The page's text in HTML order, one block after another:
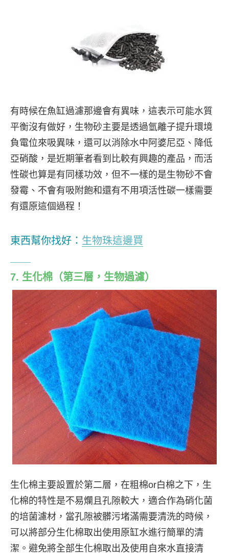
有時候在魚缸過濾那邊會有異味，這表示可能水質
平衡沒有做好，生物砂主要是透過氫離子提升環境
負電位來吸異味，還可以消除水中阿婆尼亞、降低
亞硝酸，是近期筆者看到比較有興趣的產品，而活
性碳也算是有同樣功效，但不一樣的是生物砂不會
發霉、不會有吸附飽和還有不用項活性碳一樣需要
有還原這個過程！
東西幫你找好： 生物珠這邊買
7. 生化棉 （第三層，生物過濾）
生化棉主要設置於第二層，在粗棉or白棉之下，生
化棉的特性是不易爛且孔隙較大，適合作為硝化菌
的培菌濾材，當孔隙被髒污堵滿需要清洗的時候，
可以將部分生化棉取出使用原缸水進行簡單的清
潔。避免將全部生化棉取出及使用自來水直接清